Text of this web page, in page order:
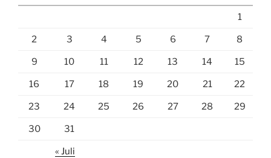
1
2 3 4 5 6 7 8
9 10 11 12 13 14 15
16 17 18 19 20 21 22
23 24 25 26 27 28 29
30 31
« Juli